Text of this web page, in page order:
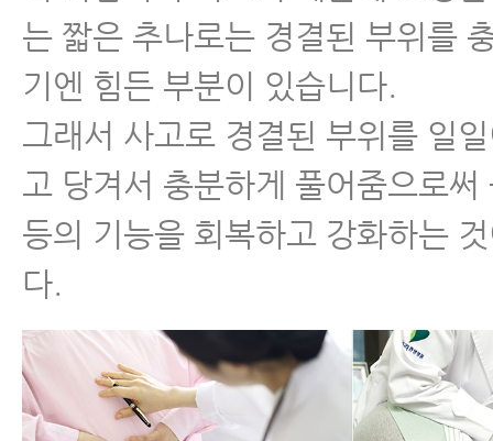
는 짧은 추나로는 경결된 부위를
기엔 힘든 부분이 있습니다.
그래서 사고로 경결된 부위를 일
고 당겨서 충분하게 풀어줌으로써
등의 기능을 회복하고 강화하는
다.